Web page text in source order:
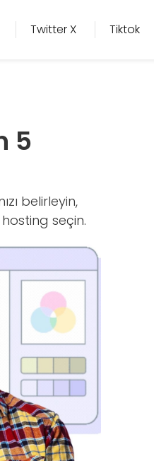
Twitter X Tiktok
5
belirleyin,
seçin.